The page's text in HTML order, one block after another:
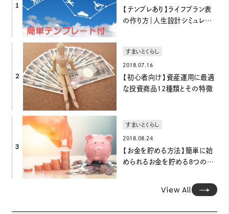
1
【テンプレあり】ライフプラン表
の作り方｜人生設計シミュレーシ
2
すまいとくらし
2018.07.16
【初心者向け】資産運用に最適
な投資商品12種類とその特徴
3
すまいとくらし
2018.08.24
【お金を貯める方法】簡単に始
められるお金を貯める８つの方
View All